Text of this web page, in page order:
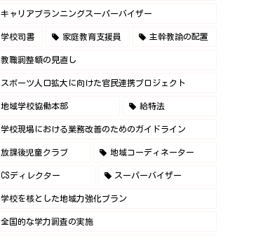
キャリアプランニングスーパーバイザー
学校司書 家庭教育支援員 主幹教諭の配置
教職調整額の見直し
スポーツ人口拡大に向けた官民連携プロジェクト
地域学校協働本部 給特法
学校現場における業務改善のためのガイドライン
放課後児童クラブ 地域コーディネーター
CSディレクター スーパーバイザー
学校を核とした地域力強化プラン
全国的な学力調査の実施